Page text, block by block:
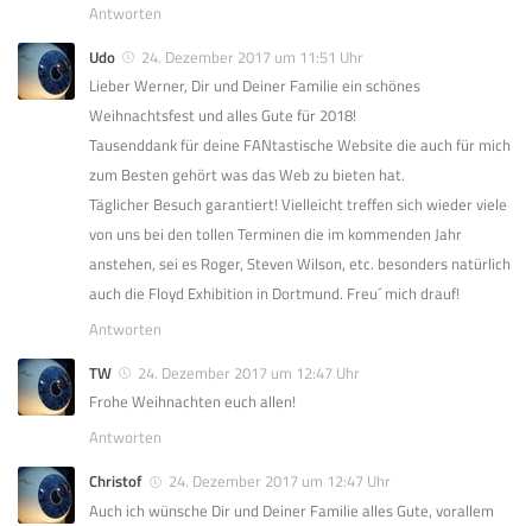
Antworten
Udo
24. Dezember 2017 um 11:51 Uhr
Lieber Werner, Dir und Deiner Familie ein schönes
Weihnachtsfest und alles Gute für 2018!
Tausenddank für deine FANtastische Website die auch für mich
zum Besten gehört was das Web zu bieten hat.
Täglicher Besuch garantiert! Vielleicht treffen sich wieder viele
von uns bei den tollen Terminen die im kommenden Jahr
anstehen, sei es Roger, Steven Wilson, etc. besonders natürlich
auch die Floyd Exhibition in Dortmund. Freu´ mich drauf!
Antworten
TW
24. Dezember 2017 um 12:47 Uhr
Frohe Weihnachten euch allen!
Antworten
Christof
24. Dezember 2017 um 12:47 Uhr
Auch ich wünsche Dir und Deiner Familie alles Gute, vorallem